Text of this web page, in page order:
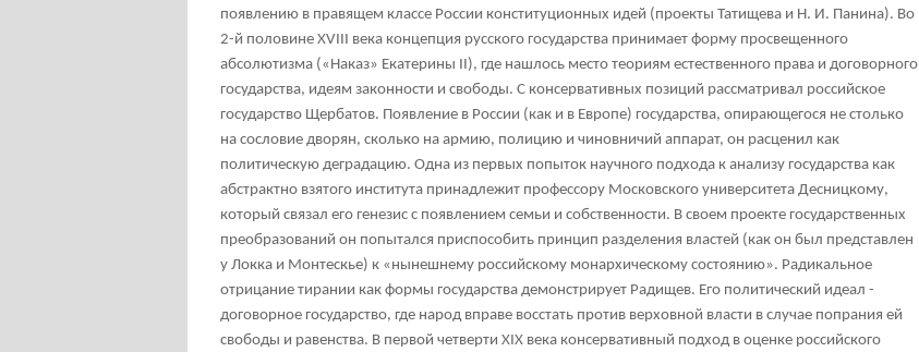
появлению в правящем классе России конституционных идей (проекты Татищева и Н. И. Панина). Во
2-й половине XVIII века концепция русского государства принимает форму просвещенного
абсолютизма («Наказ» Екатерины II), где нашлось место теориям естественного права и договорного
государства, идеям законности и свободы. С консервативных позиций рассматривал российское
государство Щербатов. Появление в России (как и в Европе) государства, опирающегося не столько
на сословие дворян, сколько на армию, полицию и чиновничий аппарат, он расценил как
политическую деградацию. Одна из первых попыток научного подхода к анализу государства как
абстрактно взятого института принадлежит профессору Московского университета Десницкому,
который связал его генезис с появлением семьи и собственности. В своем проекте государственных
преобразований он попытался приспособить принцип разделения властей (как он был представлен
у Локка и Монтескье) к «нынешнему российскому монархическому состоянию». Радикальное
отрицание тирании как формы государства демонстрирует Радищев. Его политический идеал -
договорное государство, где народ вправе восстать против верховной власти в случае попрания ей
свободы и равенства. В первой четверти XIX века консервативный подход в оценке российского